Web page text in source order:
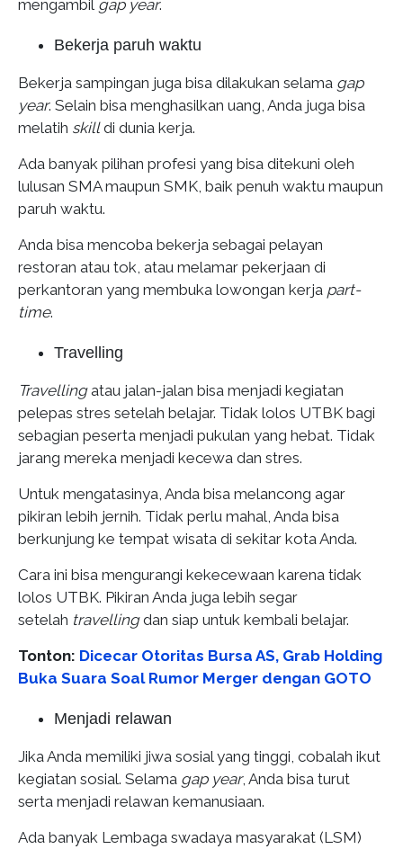
mengambil gap year.
Bekerja paruh waktu
Bekerja sampingan juga bisa dilakukan selama gap
year. Selain bisa menghasilkan uang, Anda juga bisa
melatih skilldi dunia kerja.
Ada banyak pilihan profesi yang bisa ditekuni oleh
lulusan SMA maupun SMK, baik penuh waktu maupun
paruh waktu.
Anda bisa mencoba bekerja sebagai pelayan
restoran atau tok, atau melamar pekerjaan di
perkantoran yang membuka lowongan kerja part-
time.
Travelling
Travellingatau jalan-jalan bisa menjadi kegiatan
pelepas stres setelah belajar. Tidak lolos UTBK bagi
sebagian peserta menjadi pukulan yang hebat. Tidak
jarang mereka menjadi kecewa dan stres.
Untuk mengatasinya, Anda bisa melancong agar
pikiran lebih jernih. Tidak perlu mahal, Anda bisa
berkunjung ke tempat wisata di sekitar kota Anda.
Cara ini bisa mengurangi kekecewaan karena tidak
lolos UTBK. Pikiran Anda juga lebih segar
setelah travellingdan siap untuk kembali belajar.
Tonton: Dicecar Otoritas Bursa AS, Grab Holding
Buka Suara Soal Rumor Merger dengan GOTO
Menjadi relawan
Jika Anda memiliki jiwa sosial yang tinggi, cobalah ikut
kegiatan sosial. Selama gap year, Anda bisa turut
serta menjadi relawan kemanusiaan.
Ada banyak Lembaga swadaya masyarakat (LSM)